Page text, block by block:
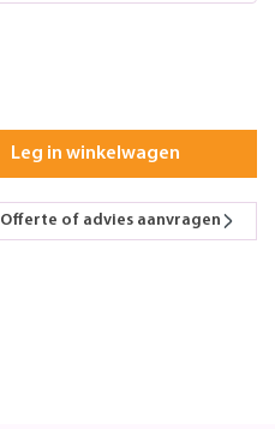
Leg in winkelwagen
Offerte of advies aanvragen